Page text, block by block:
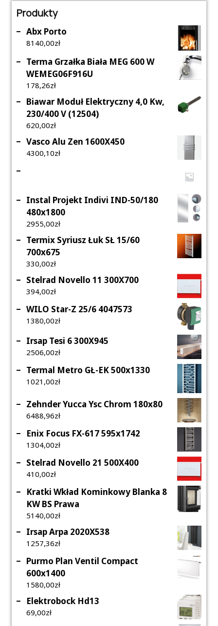
Produkty
Abx Porto
8140,00Zł
Terma Grzałka Biała MEG 600 W
WEMEG06F916U
178,26Zł
Biawar Moduł Elektryczny 4,0 Kw,
230/400 V (12504)
620,00Zł
Vasco Alu Zen 1600X450
4300,10Zł
Instal Projekt Indivi IND-50/180
480x1800
2955,00Zł
Termix Syriusz Łuk SŁ 15/60
700x675
330,00Zł
Stelrad Novello 11 300X700
394,00Zł
WILO Star-Z 25/6 4047573
1380,00Zł
Irsap Tesi 6 300X945
2506,00Zł
Termal Metro GŁ-EK 500x1330
1021,00Zł
Zehnder Yucca Ysc Chrom 180x80
6488,96Zł
Enix Focus FX-617 595x1742
1304,00Zł
Stelrad Novello 21 500X400
410,00Zł
Kratki Wkład Kominkowy Blanka 8
KW BS Prawa
5140,00Zł
Irsap Arpa 2020X538
1257,36Zł
Purmo Plan Ventil Compact
600x1400
1580,00Zł
Elektrobock Hd13
69,00Zł